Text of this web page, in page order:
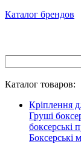
Каталог брендов
Каталог товаров:
Кріплення
Груші
боксерські
Боксерські